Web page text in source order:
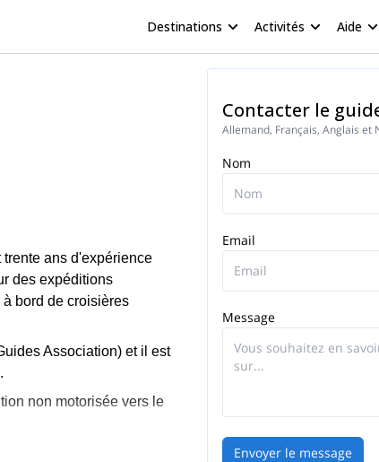
Destinations Activités Aide
ans d'expérience
des expéditions
bord de croisières
Association) et il est
non motorisée vers le
de l'expédition, en
Contacter le
Allemand, Français, Anglais et
Nom
Email
Message
Envoyer le message